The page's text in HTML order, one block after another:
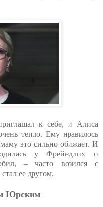
к себе, и Алиса
тепло. Ему нравилось
это сильно обижает. И
у Фрейндлих и
– часто возился с
ее другом.
Юрским